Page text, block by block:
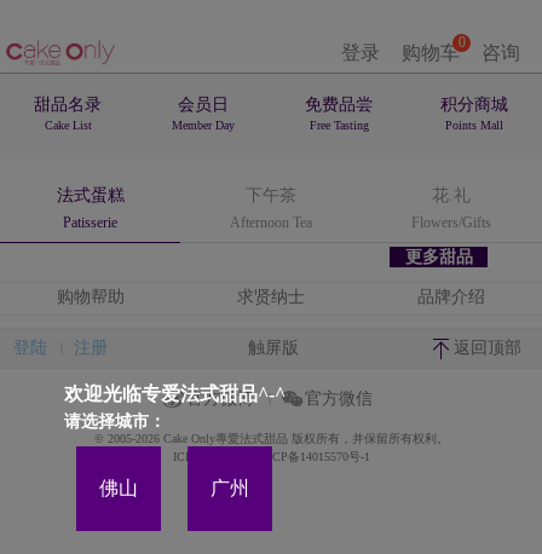
登录 0
购物车 咨询
甜品名录
Cake List
会员日
Member Day
免费品尝
Free Tasting
积分商城
Points Mall
法式蛋糕
Patisserie
下午茶
Afternoon Tea
花.礼
Flowers/Gifts
更多甜品
欢迎光临专爱法式甜品^-^
请选择城市：
佛山 广州
购物帮助 求贤纳士 品牌介绍
登陆 注册 触屏版 返回顶部
官方微博 官方微信
© 2005-2026 Cake Only專愛法式甜品 版权所有，并保留所有权利。
ICP备案证书号:粤ICP备14015570号-1